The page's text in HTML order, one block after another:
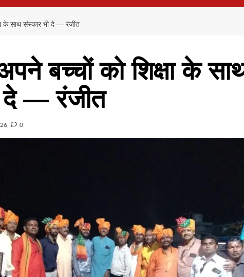
के साथ संस्कार भी दे — रंजीत
अपने बच्चों को शिक्षा के
दे — रंजीत
0